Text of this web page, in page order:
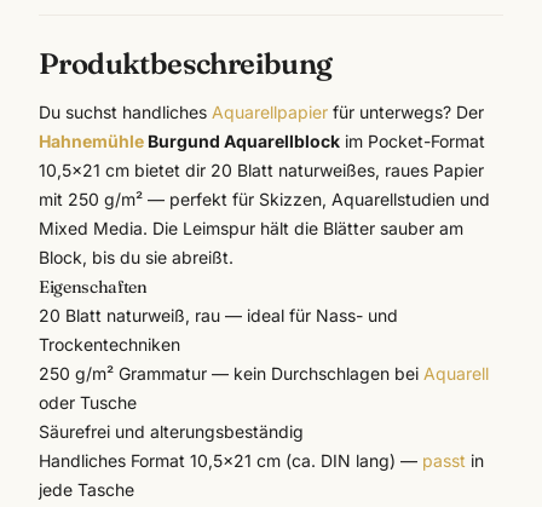
Produktbeschreibung
Du suchst handliches Aquarellpapier für unterwegs? Der
Hahnemühle Burgund Aquarellblock im Pocket-Format
10,5×21 cm bietet dir 20 Blatt naturweißes, raues Papier
mit 250 g/m² — perfekt für Skizzen, Aquarellstudien und
Mixed Media. Die Leimspur hält die Blätter sauber am
Block, bis du sie abreißt.
Eigenschaften
20 Blatt naturweiß, rau — ideal für Nass- und
Trockentechniken
250 g/m² Grammatur — kein Durchschlagen bei Aquarell
oder Tusche
Säurefrei und alterungsbeständig
Handliches Format 10,5×21 cm (ca. DIN lang) — passt in
jede Tasche